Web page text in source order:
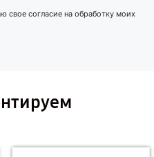
свое согласие на обработку моих